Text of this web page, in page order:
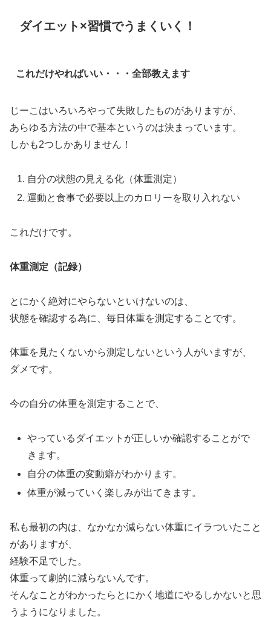
ダイエット×習慣でうまくいく！
これだけやればいい・・・全部教えます
じーこはいろいろやって失敗したものがありますが、
あらゆる方法の中で基本というのは決まっています。
しかも2つしかありません！
自分の状態の見える化（体重測定）
運動と食事で必要以上のカロリーを取り入れない
これだけです。
体重測定（記録）
とにかく絶対にやらないといけないのは、
状態を確認する為に、毎日体重を測定することです。
体重を見たくないから測定しないという人がいますが、
ダメです。
今の自分の体重を測定することで、
やっているダイエットが正しいか確認することがで
きます。
自分の体重の変動癖がわかります。
体重が減っていく楽しみが出てきます。
私も最初の内は、なかなか減らない体重にイラついたこと
がありますが、
経験不足でした。
体重って劇的に減らないんです。
そんなことがわかったらとにかく地道にやるしかないと思
うようになりました。